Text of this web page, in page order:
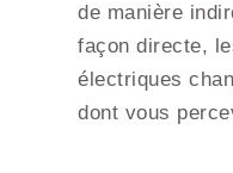
de manière
façon directe,
électriques
dont vous